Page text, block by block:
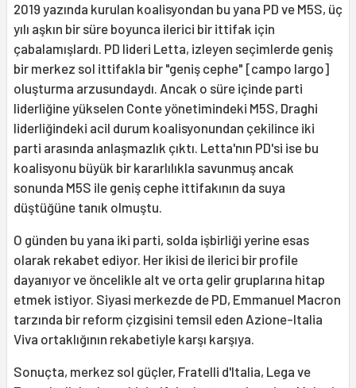
2019 yazında kurulan koalisyondan bu yana PD ve M5S, üç
yılı aşkın bir süre boyunca ilerici bir ittifak için
çabalamışlardı. PD lideri Letta, izleyen seçimlerde geniş
bir merkez sol ittifakla bir "geniş cephe" [campo largo]
oluşturma arzusundaydı. Ancak o süre içinde parti
liderliğine yükselen Conte yönetimindeki M5S, Draghi
liderliğindeki acil durum koalisyonundan çekilince iki
parti arasında anlaşmazlık çıktı. Letta'nın PD'si ise bu
koalisyonu büyük bir kararlılıkla savunmuş ancak
sonunda M5S ile geniş cephe ittifakının da suya
düştüğüne tanık olmuştu.
O günden bu yana iki parti, solda işbirliği yerine esas
olarak rekabet ediyor. Her ikisi de ilerici bir profile
dayanıyor ve öncelikle alt ve orta gelir gruplarına hitap
etmek istiyor. Siyasi merkezde de PD, Emmanuel Macron
tarzında bir reform çizgisini temsil eden Azione-Italia
Viva ortaklığının rekabetiyle karşı karşıya.
Sonuçta, merkez sol güçler, Fratelli d'Italia, Lega ve